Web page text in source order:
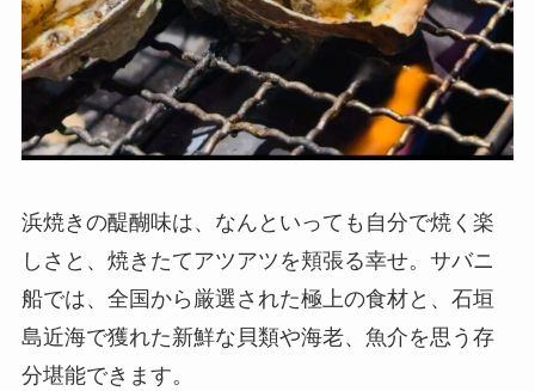
浜焼きの醍醐味は、なんといっても自分で焼く楽
しさと、焼きたてアツアツを頬張る幸せ。サバニ
船では、全国から厳選された極上の食材と、石垣
島近海で獲れた新鮮な貝類や海老、魚介を思う存
分堪能できます。